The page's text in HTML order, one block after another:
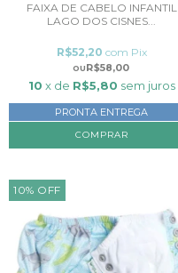
FAIXA DE CABELO INFANTIL
LAGO DOS CISNES...
R$58,00
R$52,20 com Pix
10 x de R$5,80 sem juros
PRONTA ENTREGA
10% OFF